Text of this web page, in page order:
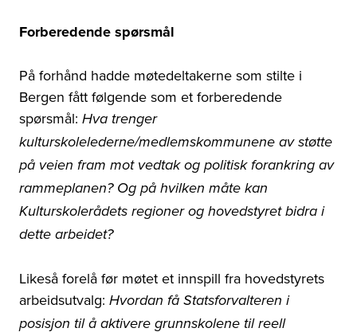
Forberedende spørsmål
På forhånd hadde møtedeltakerne som stilte i
Bergen fått følgende som et forberedende
spørsmål: Hva trenger
kulturskolelederne/medlemskommunene av støtte
på veien fram mot vedtak og politisk forankring av
rammeplanen? Og på hvilken måte kan
Kulturskolerådets regioner og hovedstyret bidra i
dette arbeidet?
Likeså forelå før møtet et innspill fra hovedstyrets
arbeidsutvalg: Hvordan få Statsforvalteren i
posisjon til å aktivere grunnskolene til reell